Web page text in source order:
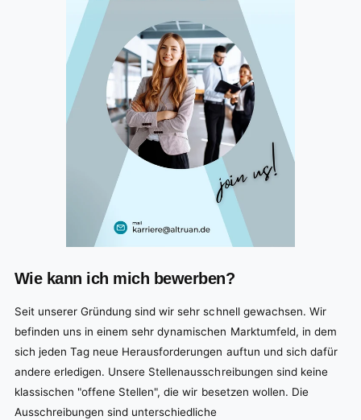
Wie kann ich mich bewerben?
Seit unserer Gründung sind wir sehr schnell gewachsen. Wir
befinden uns in einem sehr dynamischen Marktumfeld, in dem
sich jeden Tag neue Herausforderungen auftun und sich dafür
andere erledigen. Unsere Stellenausschreibungen sind keine
klassischen "offene Stellen", die wir besetzen wollen. Die
Ausschreibungen sind unterschiedliche